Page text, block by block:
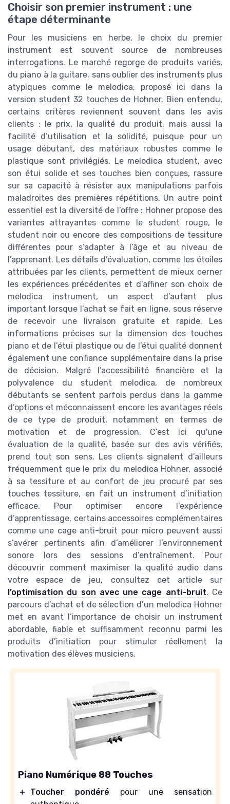
Choisir son premier instrument : une
étape déterminante
Pour les musiciens en herbe, le choix du premier
instrument est souvent source de nombreuses
interrogations. Le marché regorge de produits variés,
du piano à la guitare, sans oublier des instruments plus
atypiques comme le melodica, proposé ici dans la
version student 32 touches de Hohner. Bien entendu,
certains critères reviennent souvent dans les avis
clients : le prix, la qualité du produit, mais aussi la
facilité d’utilisation et la solidité, puisque pour un
usage débutant, des matériaux robustes comme le
plastique sont privilégiés. Le melodica student, avec
son étui solide et ses touches bien conçues, rassure
sur sa capacité à résister aux manipulations parfois
maladroites des premières répétitions. Un autre point
essentiel est la diversité de l’offre : Hohner propose des
variantes attrayantes comme le student rouge, le
student noir ou encore des compositions de tessiture
différentes pour s’adapter à l’âge et au niveau de
l’apprenant. Les détails d’évaluation, comme les étoiles
attribuées par les clients, permettent de mieux cerner
les expériences précédentes et d’affiner son choix de
melodica instrument, un aspect d’autant plus
important lorsque l’achat se fait en ligne, sous réserve
de recevoir une livraison gratuite et rapide. Les
informations précises sur la dimension des touches
piano et de l’étui plastique ou de l’étui qualité donnent
également une confiance supplémentaire dans la prise
de décision. Malgré l’accessibilité financière et la
polyvalence du student melodica, de nombreux
débutants se sentent parfois perdus dans la gamme
d’options et méconnaissent encore les avantages réels
de ce type de produit, notamment en termes de
motivation et de progression. C’est ici qu'une
évaluation de la qualité, basée sur des avis vérifiés,
prend tout son sens. Les clients signalent d’ailleurs
fréquemment que le prix du melodica Hohner, associé
à sa tessiture et au confort de jeu procuré par ses
touches tessiture, en fait un instrument d’initiation
efficace. Pour optimiser encore l’expérience
d’apprentissage, certains accessoires complémentaires
comme une cage anti-bruit pour micro peuvent aussi
s’avérer pertinents afin d’améliorer l’environnement
sonore lors des sessions d’entraînement. Pour
découvrir comment maximiser la qualité audio dans
votre espace de jeu, consultez cet article sur
l’optimisation du son avec une cage anti-bruit. Ce
parcours d’achat et de sélection d’un melodica Hohner
met en avant l’importance de choisir un instrument
abordable, fiable et suffisamment reconnu parmi les
produits d’initiation pour stimuler réellement la
motivation des élèves musiciens.
Piano Numérique 88 Touches
＋ Toucher pondéré pour une sensation